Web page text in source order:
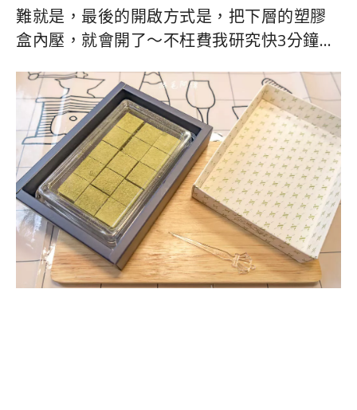
難就是，最後的開啟方式是，把下層的塑膠
盒內壓，就會開了～不枉費我研究快3分鐘…